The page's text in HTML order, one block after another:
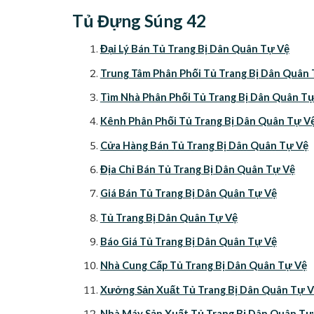
Tủ Đựng Súng 42
Đại Lý Bán Tủ Trang Bị Dân Quân Tự Vệ
Trung Tâm Phân Phối Tủ Trang Bị Dân Quân
Tìm Nhà Phân Phối Tủ Trang Bị Dân Quân
Kênh Phân Phối Tủ Trang Bị Dân Quân Tự
Cửa Hàng Bán Tủ Trang Bị Dân Quân Tự Vệ
Địa Chỉ Bán Tủ Trang Bị Dân Quân Tự Vệ
Giá Bán Tủ Trang Bị Dân Quân Tự Vệ
Tủ Trang Bị Dân Quân Tự Vệ
Báo Giá Tủ Trang Bị Dân Quân Tự Vệ
Nhà Cung Cấp Tủ Trang Bị Dân Quân Tự Vệ
Xưởng Sản Xuất Tủ Trang Bị Dân Quân Tự